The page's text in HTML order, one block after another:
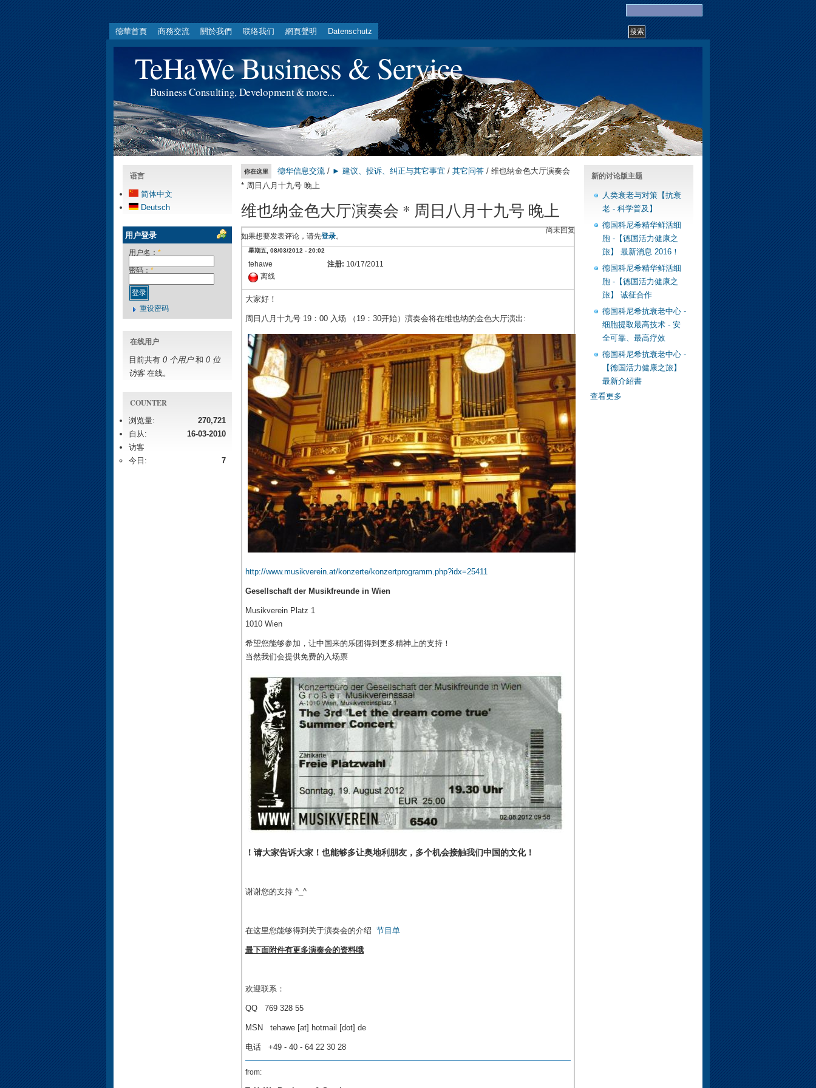
德華首頁 商務交流 關於我們 联络我们 網頁聲明 Datenschutz
TeHaWe Business & Service
Business Consulting, Development & more...
语言
简体中文
Deutsch
用户登录
用户名： *
密码： *
重设密码
在线用户
目前共有 0 个用户和 0 位
访客在线。
COUNTER
浏览量:
270,721
自从:
16-03-2010
访客
今日:
7
你在这里 德华信息交流 / ► 建议、投诉、纠正与其它事宜 / 其它问答 / 维也纳金色大厅演奏会
* 周日八月十九号 晚上
维也纳金色大厅演奏会 * 周日八月十九号 晚上
如果想要发表评论，请先登录。
尚未回复
星期五, 08/03/2012 - 20:02
tehawe
离线
注册: 10/17/2011
大家好！
周日八月十九号 19：00 入场 （19：30开始）演奏会将在维也纳的金色大厅演出:
http://www.musikverein.at/konzerte/konzertprogramm.php?idx=25411
Gesellschaft der Musikfreunde in Wien
Musikverein Platz 1
1010 Wien
希望您能够参加，让中国来的乐团得到更多精神上的支持！
当然我们会提供免费的入场票
！请大家告诉大家！也能够多让奥地利朋友，多个机会接触我们中国的文化！
谢谢您的支持 ^_^
在这里您能够得到关于演奏会的介绍 节目单
最下面附件有更多演奏会的资料哦
欢迎联系：
QQ 769 328 55
MSN tehawe [at] hotmail [dot] de
电话 +49 - 40 - 64 22 30 28
from:
新的讨论版主题
人类衰老与对策【抗衰
老 - 科学普及】
德国科尼希精华鲜活细
胞 -【德国活力健康之
旅】 最新消息 2016！
德国科尼希精华鲜活细
胞 -【德国活力健康之
旅】 诚征合作
德国科尼希抗衰老中心 -
细胞提取最高技术 - 安
全可靠、最高疗效
德国科尼希抗衰老中心 -
【德国活力健康之旅】
最新介紹書
查看更多